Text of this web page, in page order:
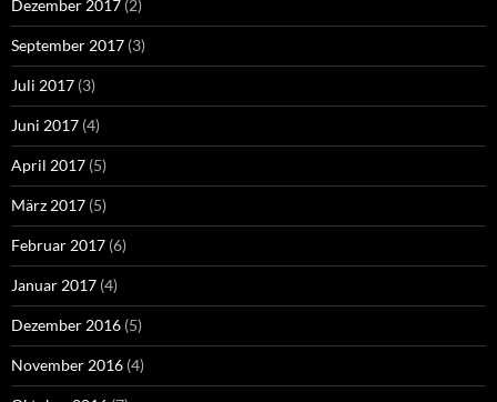
Dezember 2017 (2)
September 2017 (3)
Juli 2017 (3)
Juni 2017 (4)
April 2017 (5)
März 2017 (5)
Februar 2017 (6)
Januar 2017 (4)
Dezember 2016 (5)
November 2016 (4)